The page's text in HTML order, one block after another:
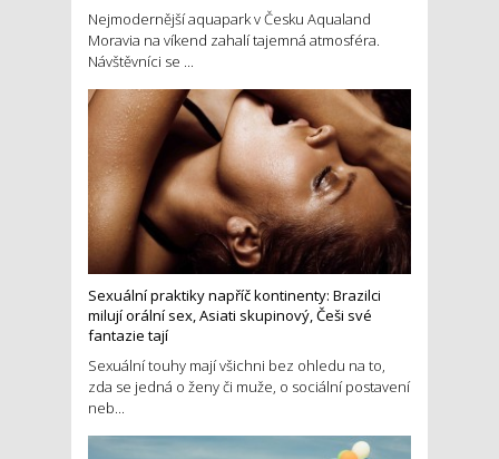
Nejmodernější aquapark v Česku Aqualand
Moravia na víkend zahalí tajemná atmosféra.
Návštěvníci se ...
Sexuální praktiky napříč kontinenty: Brazilci
milují orální sex, Asiati skupinový, Češi své
fantazie tají
Sexuální touhy mají všichni bez ohledu na to,
zda se jedná o ženy či muže, o sociální postavení
neb...